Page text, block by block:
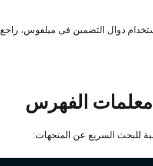
دوال التضمين في ميلفوس، راجع
للبحث السريع عن المتجهات: